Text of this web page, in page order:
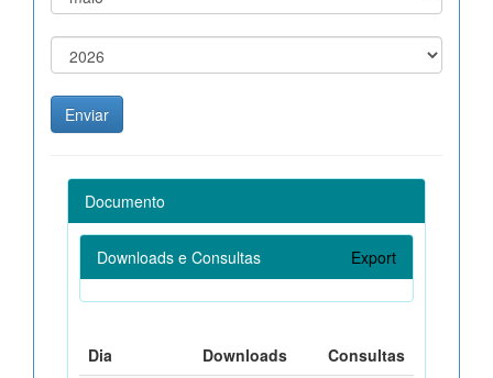
Documento
Downloads e Consultas Export
Dia Downloads
Consultas